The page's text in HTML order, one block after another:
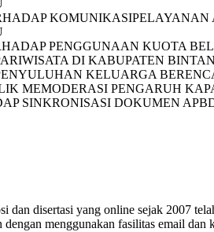
PENGGUNAAN KUOTA
DI KABUPATEN
KELUARGA
MEMODERASI PENGARUH
SINKRONISASI DOKUMEN
dan disertasi yang online sejak 2007
menggunakan fasilitas email